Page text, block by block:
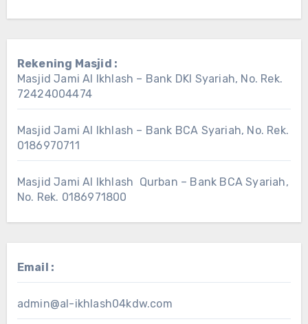
Rekening Masjid :
Masjid Jami Al Ikhlash – Bank DKI Syariah, No. Rek.
72424004474
Masjid Jami Al Ikhlash – Bank BCA Syariah, No. Rek.
0186970711
Masjid Jami Al Ikhlash Qurban – Bank BCA Syariah,
No. Rek. 0186971800
Email :
admin@al-ikhlash04kdw.com